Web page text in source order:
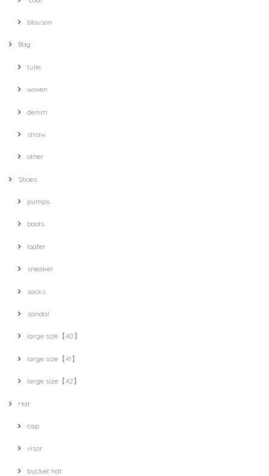
blouson
Bag
tulle
woven
denim
straw
other
Shoes
pumps
boots
loafer
sneaker
socks
sandal
large size【40】
large size【41】
large size【42】
Hat
cap
visor
bucket hat